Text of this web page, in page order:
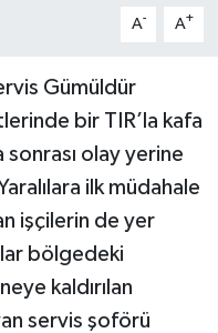
A- A+
Gümüldür
bir TIR’la kafa
sonrası olay yerine
ilk müdahale
işçilerin de yer
bölgedeki
kaldırılan
servis şoförü